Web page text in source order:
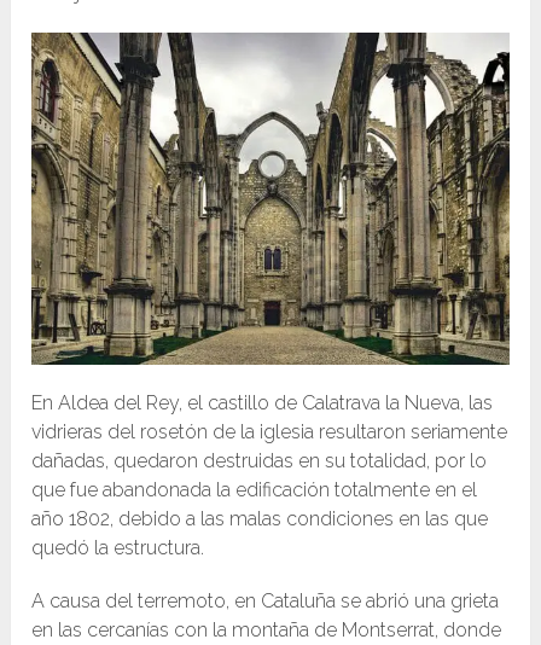
En Aldea del Rey, el castillo de Calatrava la Nueva, las
vidrieras del rosetón de la iglesia resultaron seriamente
dañadas, quedaron destruidas en su totalidad, por lo
que fue abandonada la edificación totalmente en el
año 1802, debido a las malas condiciones en las que
quedó la estructura.
A causa del terremoto, en Cataluña se abrió una grieta
en las cercanías con la montaña de Montserrat, donde